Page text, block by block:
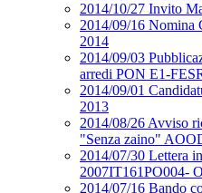
2014/10/27 Invito
2014/09/16 Nomina
2014
2014/09/03
arredi PON E1-
2014/09/01
2013
2014/08/26 Avviso
"Senza zaino"
2014/07/30 Lettera
2007IT161PO004-
2014/07/16 Bando